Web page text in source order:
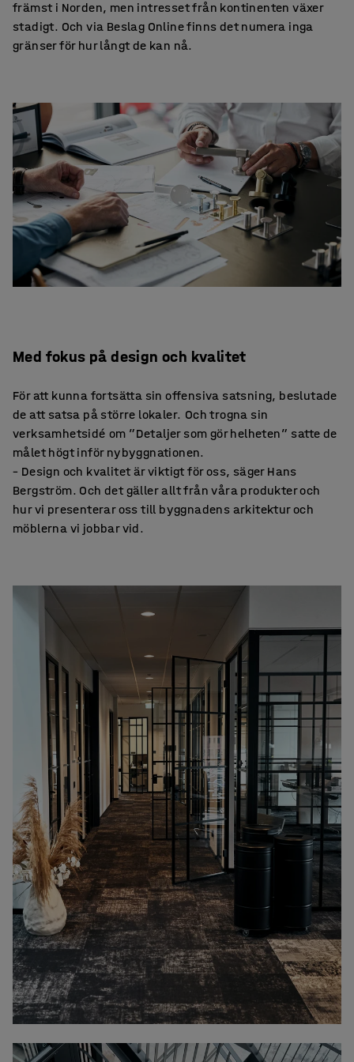
främst i Norden, men intresset från kontinenten växer
stadigt. Och via Beslag Online finns det numera inga
gränser för hur långt de kan nå.
Med fokus på design och kvalitet
För att kunna fortsätta sin offensiva satsning, beslutade
de att satsa på större lokaler. Och trogna sin
verksamhetsidé om ”Detaljer som gör helheten” satte de
målet högt inför nybyggnationen.
– Design och kvalitet är viktigt för oss, säger Hans
Bergström. Och det gäller allt från våra produkter och
hur vi presenterar oss till byggnadens arkitektur och
möblerna vi jobbar vid.